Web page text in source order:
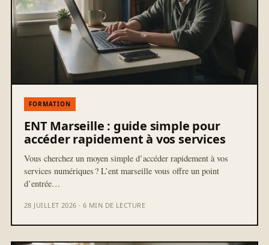
FORMATION
ENT Marseille : guide simple pour
accéder rapidement à vos services
Vous cherchez un moyen simple d’accéder rapidement à vos
services numériques ? L’ent marseille vous offre un point
d’entrée…
28 JUILLET 2026 · 6 MIN DE LECTURE